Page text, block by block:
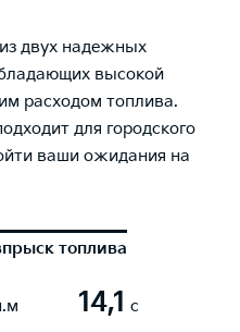
двух надежных
высокой
расходом топлива.
для городского
ваши ожидания на
топлива
14,1 с